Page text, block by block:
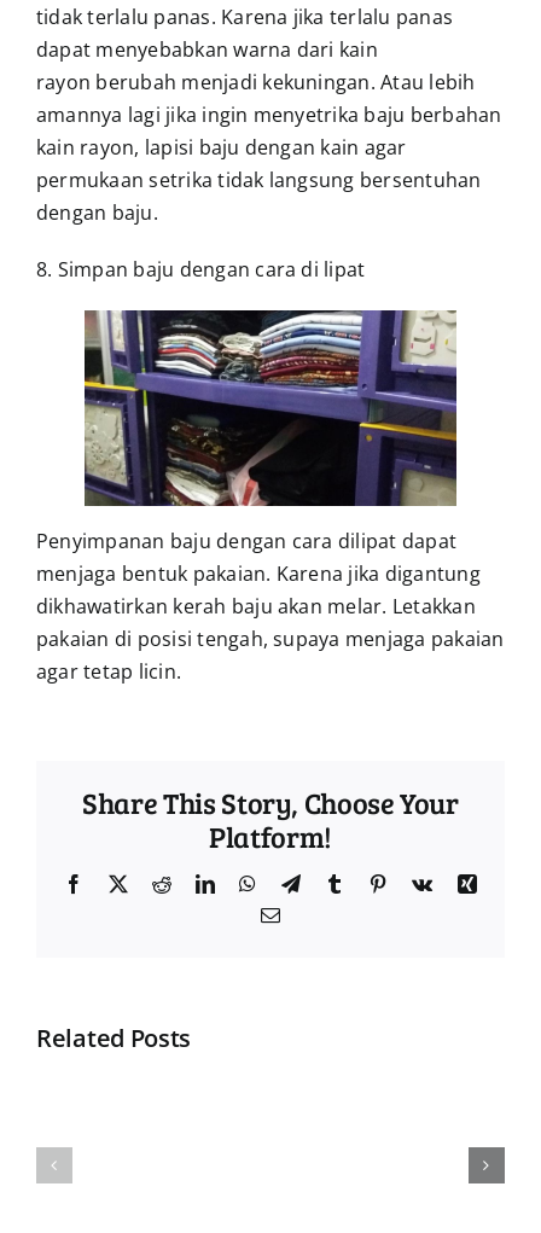
tidak terlalu panas. Karena jika terlalu panas
dapat menyebabkan warna dari kain
rayon berubah menjadi kekuningan. Atau lebih
amannya lagi jika ingin menyetrika baju berbahan
kain rayon, lapisi baju dengan kain agar
permukaan setrika tidak langsung bersentuhan
dengan baju.
8. Simpan baju dengan cara di lipat
Penyimpanan baju dengan cara dilipat dapat
menjaga bentuk pakaian. Karena jika digantung
dikhawatirkan kerah baju akan melar. Letakkan
pakaian di posisi tengah, supaya menjaga pakaian
agar tetap licin.
Share This Story, Choose Your
Platform!
Facebook
TwitterRedditLinkedInWhatsApp
TelegramTumblr Pinterest
Vk
Xing
Email
Related Posts
Jaket